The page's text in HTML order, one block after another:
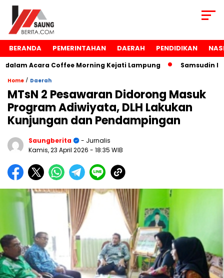
BERANDA PEMERINTAHAN DAERAH PENDIDIKAN
Acara Coffee Morning Kejati Lampung Samsudin
Home / Daerah
MTsN 2 Pesawaran Didorong Masuk
Program Adiwiyata, DLH Lakukan
Kunjungan dan Pendampingan
Saungberita
- Jurnalis
Kamis, 23 April 2026 - 18:35 WIB